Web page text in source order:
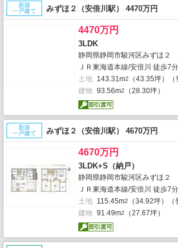
新築
一戸建て
みずほ２（安倍川駅） 4470万円
4470万円
3LDK
静岡県静岡市駿河区みずほ２
ＪＲ東海道本線/安倍川 徒歩7分
土地 143.31m2
（43.35坪）（
建物 93.56m2 （28.30坪）
新築
一戸建て
みずほ２（安倍川駅） 4670万円
4670万円
3LDK+S（納戸）
静岡県静岡市駿河区みずほ２
ＪＲ東海道本線/安倍川 徒歩7分
土地 115.45m2
（34.92坪）（
建物 91.49m2 （27.67坪）